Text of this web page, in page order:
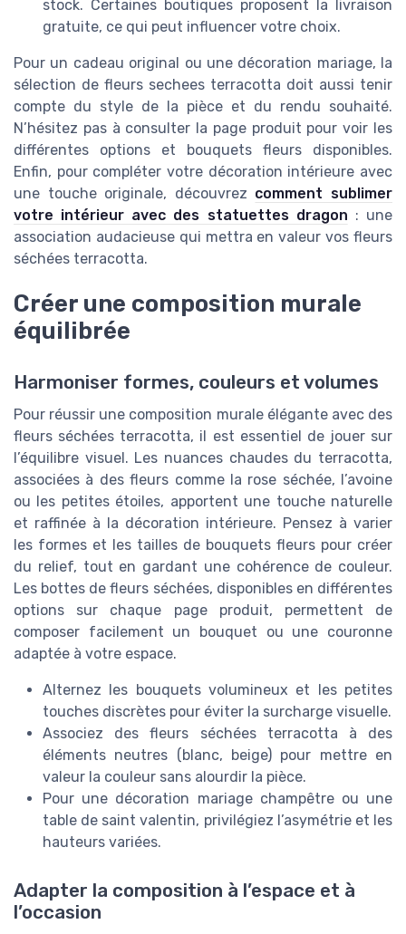
stock. Certaines boutiques proposent la livraison
gratuite, ce qui peut influencer votre choix.
Pour un cadeau original ou une décoration mariage, la
sélection de fleurs sechees terracotta doit aussi tenir
compte du style de la pièce et du rendu souhaité.
N’hésitez pas à consulter la page produit pour voir les
différentes options et bouquets fleurs disponibles.
Enfin, pour compléter votre décoration intérieure avec
une touche originale, découvrez comment sublimer
votre intérieur avec des statuettes dragon : une
association audacieuse qui mettra en valeur vos fleurs
séchées terracotta.
Créer une composition murale
équilibrée
Harmoniser formes, couleurs et volumes
Pour réussir une composition murale élégante avec des
fleurs séchées terracotta, il est essentiel de jouer sur
l’équilibre visuel. Les nuances chaudes du terracotta,
associées à des fleurs comme la rose séchée, l’avoine
ou les petites étoiles, apportent une touche naturelle
et raffinée à la décoration intérieure. Pensez à varier
les formes et les tailles de bouquets fleurs pour créer
du relief, tout en gardant une cohérence de couleur.
Les bottes de fleurs séchées, disponibles en différentes
options sur chaque page produit, permettent de
composer facilement un bouquet ou une couronne
adaptée à votre espace.
Alternez les bouquets volumineux et les petites
touches discrètes pour éviter la surcharge visuelle.
Associez des fleurs séchées terracotta à des
éléments neutres (blanc, beige) pour mettre en
valeur la couleur sans alourdir la pièce.
Pour une décoration mariage champêtre ou une
table de saint valentin, privilégiez l’asymétrie et les
hauteurs variées.
Adapter la composition à l’espace et à
l’occasion